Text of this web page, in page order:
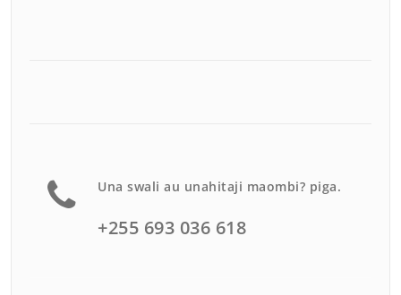
Una swali au unahitaji maombi? piga.
+255 693 036 618